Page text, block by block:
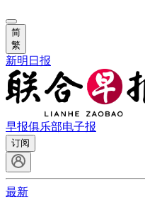
简
繁
新明日报
早报俱乐部电子报
订阅
最新